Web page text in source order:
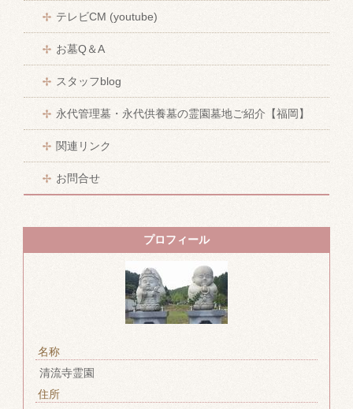
テレビCM (youtube)
お墓Q＆A
スタッフblog
永代管理墓・永代供養墓の霊園墓地ご紹介【福岡】
関連リンク
お問合せ
プロフィール
名称
清流寺霊園
住所